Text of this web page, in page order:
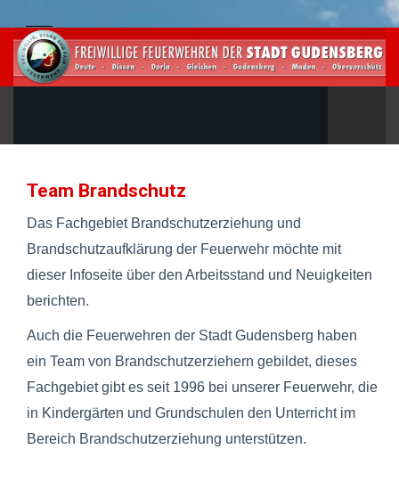
Team Brandschutz
Das Fachgebiet Brandschutzerziehung und
Brandschutzaufklärung der Feuerwehr möchte mit
dieser Infoseite über den Arbeitsstand und Neuigkeiten
berichten.
Auch die Feuerwehren der Stadt Gudensberg haben
ein Team von Brandschutzerziehern gebildet, dieses
Fachgebiet gibt es seit 1996 bei unserer Feuerwehr, die
in Kindergärten und Grundschulen den Unterricht im
Bereich Brandschutzerziehung unterstützen.